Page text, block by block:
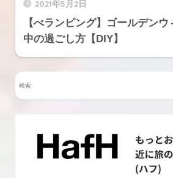
2021年5月2日
【べランピング】ゴールデン
中の過ごし方【DIY】